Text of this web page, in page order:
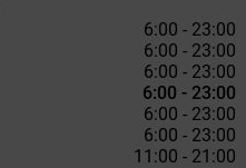
6:00 - 23:00
6:00 - 23:00
6:00 - 23:00
6:00 - 23:00
6:00 - 23:00
6:00 - 23:00
11:00 - 21:00